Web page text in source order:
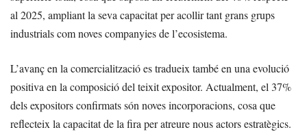
al 2025, ampliant la seva capacitat per acollir tant grans grups
industrials com noves companyies de l’ecosistema.
L’avanç en la comercialització es tradueix també en una evolució
positiva en la composició del teixit expositor. Actualment, el 37%
dels expositors confirmats són noves incorporacions, cosa que
reflecteix la capacitat de la fira per atreure nous actors estratègics.